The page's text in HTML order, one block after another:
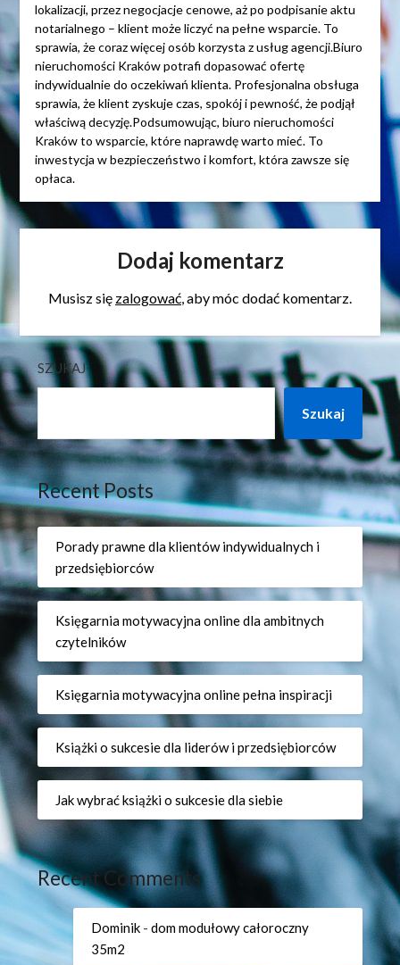
lokalizacji, przez negocjacje cenowe, aż po podpisanie aktu
notarialnego – klient może liczyć na pełne wsparcie. To
sprawia, że coraz więcej osób korzysta z usług agencji.Biuro
nieruchomości Kraków potrafi dopasować ofertę
indywidualnie do oczekiwań klienta. Profesjonalna obsługa
sprawia, że klient zyskuje czas, spokój i pewność, że podjął
właściwą decyzję.Podsumowując, biuro nieruchomości
Kraków to wsparcie, które naprawdę warto mieć. To
inwestycja w bezpieczeństwo i komfort, która zawsze się
opłaca.
Dodaj komentarz
Musisz się zalogować, aby móc dodać komentarz.
SZUKAJ
Szukaj
Recent Posts
Porady prawne dla klientów indywidualnych i
przedsiębiorców
Księgarnia motywacyjna online dla ambitnych
czytelników
Księgarnia motywacyjna online pełna inspiracji
Książki o sukcesie dla liderów i przedsiębiorców
Jak wybrać książki o sukcesie dla siebie
Recent Comments
Dominik -dom modułowy całoroczny
35m2